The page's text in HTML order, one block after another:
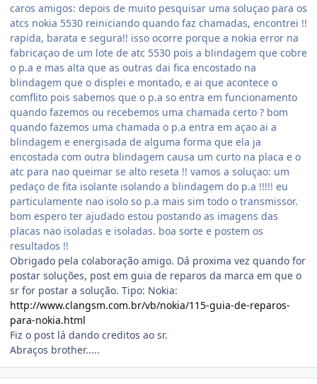
caros amigos: depois de muito pesquisar uma soluçao para os
atcs nokia 5530 reiniciando quando faz chamadas, encontrei !!
rapida, barata e segura!! isso ocorre porque a nokia error na
fabricaçao de um lote de atc 5530 pois a blindagem que cobre
o p.a e mas alta que as outras dai fica encostado na
blindagem que o displei e montado, e ai que acontece o
comflito pois sabemos que o p.a so entra em funcionamento
quando fazemos ou recebemos uma chamada certo ? bom
quando fazemos uma chamada o p.a entra em açao ai a
blindagem e energisada de alguma forma que ela ja
encostada com outra blindagem causa um curto na placa e o
atc para nao queimar se alto reseta !! vamos a soluçao: um
pedaço de fita isolante isolando a blindagem do p.a !!!!! eu
particulamente nao isolo so p.a mais sim todo o transmissor.
bom espero ter ajudado estou postando as imagens das
placas nao isoladas e isoladas. boa sorte e postem os
resultados !!
Obrigado pela colaboração amigo. Dá proxima vez quando for
postar soluções, post em guia de reparos da marca em que o
sr for postar a solução. Tipo: Nokia:
http://www.clangsm.com.br/vb/nokia/115-guia-de-reparos-
para-nokia.html
Fiz o post lá dando creditos ao sr.
Abraços brother.....